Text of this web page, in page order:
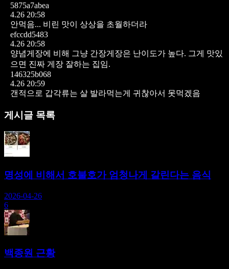
5875a7abea
4.26 20:58
안먹음... 비린 맛이 상상을 초월하더라
efccdd5483
4.26 20:58
양념게장에 비해 그냥 간장게장은 난이도가 높다. 그게 맛있
으면 진짜 게장 잘하는 집임.
146325b068
4.26 20:59
갠적으로 갑각류는 살 발라먹는게 귀찮아서 못먹겠음
게시글 목록
명성에 비해서 호불호가 엄청나게 갈린다는 음식
2026-04-26
6
백종원 근황